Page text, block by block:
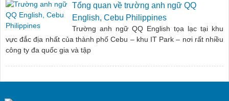
Tổng quan về trường anh ngữ QQ
English, Cebu Philippines
Trường anh ngữ QQ English tọa lạc tại khu
vực đắc địa nhất của thành phố Cebu – khu IT Park – nơi rất nhiều
công ty đa quốc gia và tập